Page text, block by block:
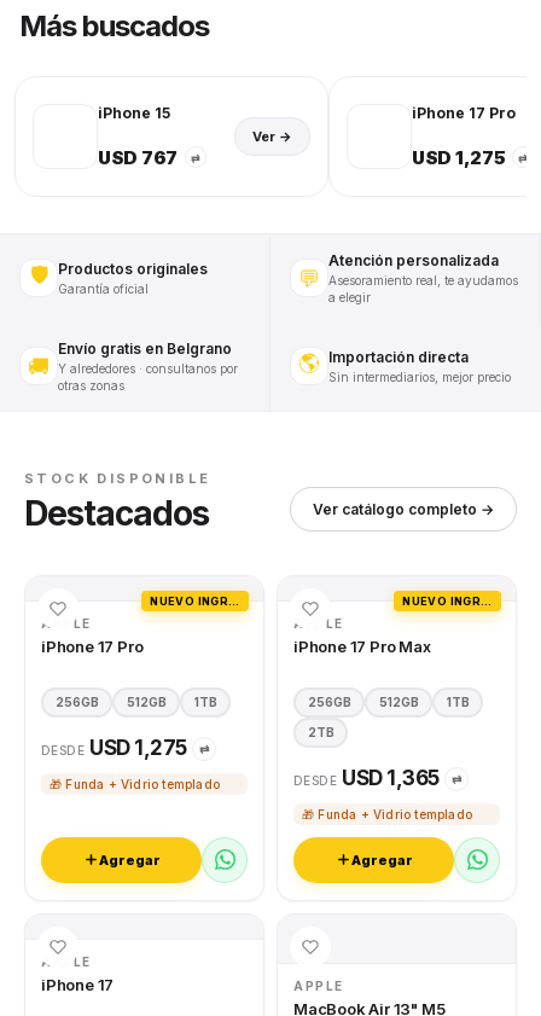
Más buscados
iPhone 15
USD 767 ⇄
Ver →
iPhone 17 Pro
USD 1,275 ⇄
🛡️ Productos originales
Garantía oficial 💬
Atención personalizada
Asesoramiento real, te ayudamos
a elegir
🚚
Envío gratis en Belgrano
Y alrededores · consultanos por
otras zonas
🌎 Importación directa
Sin intermediarios, mejor precio
STOCK DISPONIBLE
Destacados Ver catálogo completo →
APPLE
iPhone 17 Pro
256GB 512GB 1TB
DESDE USD 1,275 ⇄
🎁 Funda + Vidrio templado
Agregar
APPLE
iPhone 17 Pro Max
256GB 512GB 1TB
2TB
DESDE USD 1,365 ⇄
🎁 Funda + Vidrio templado
Agregar
APPLE
iPhone 17 APPLE
MacBook Air 13" M5